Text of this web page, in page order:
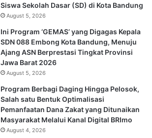
Siswa Sekolah Dasar (SD) di Kota Bandung
August 5, 2026
Ini Program ‘GEMAS’ yang Digagas Kepala
SDN 088 Embong Kota Bandung, Menuju
Ajang ASN Berprestasi Tingkat Provinsi
Jawa Barat 2026
August 5, 2026
Program Berbagi Daging Hingga Pelosok,
Salah satu Bentuk Optimalisasi
Pemanfaatan Dana Zakat yang Ditunaikan
Masyarakat Melalui Kanal Digital BRImo
August 4, 2026